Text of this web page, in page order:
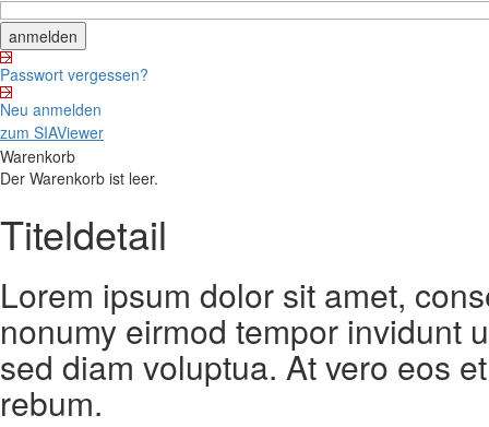
Passwort vergessen?
Neu anmelden
zum SIAViewer
Warenkorb
Der Warenkorb ist leer.
Titeldetail
Lorem ipsum dolor sit amet,
nonumy eirmod tempor invidunt
sed diam voluptua. At vero eos
rebum.